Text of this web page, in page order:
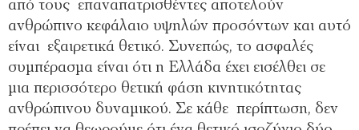
από τους επαναπατρισθέντες αποτελούν
ανθρώπινο κεφάλαιο υψηλών προσόντων και αυτό
είναι εξαιρετικά θετικό. Συνεπώς, το ασφαλές
συμπέρασμα είναι ότι η Ελλάδα έχει εισέλθει σε
μια περισσότερο θετική φάση κινητικότητας
ανθρώπινου δυναμικού. Σε κάθε περίπτωση, δεν